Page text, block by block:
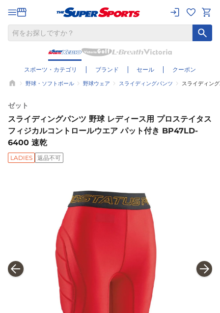
スポーツ・カテゴリ ブランド セール クーポン
野球・ソフトボール 野球ウェア スライディングパンツ スライディン
ゼット
スライディングパンツ 野球 レディース用 プロステイタス
フィジカルコントロールウエア パット付き BP47LD-
6400 速乾
LADIES 返品不可